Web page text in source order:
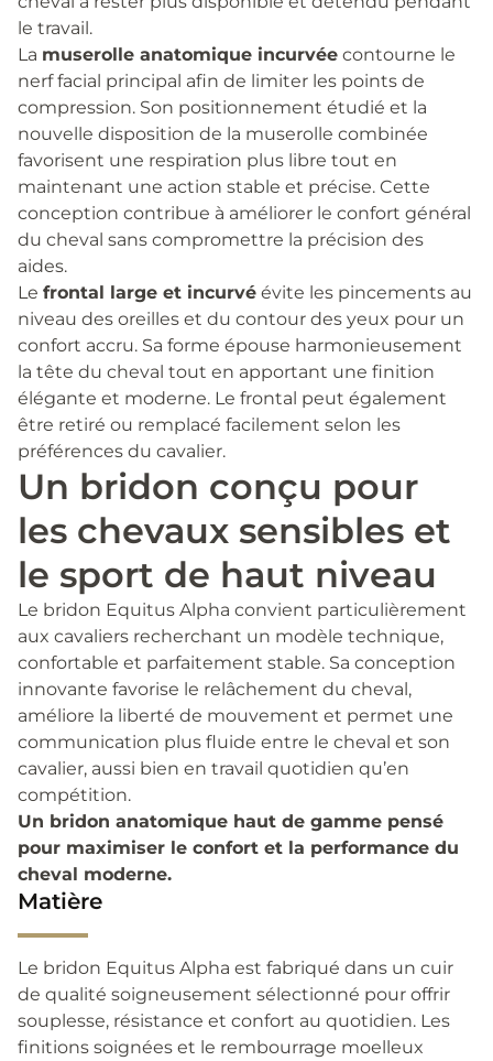
le travail.
La muserolle anatomique incurvée contourne le
nerf facial principal afin de limiter les points de
compression. Son positionnement étudié et la
nouvelle disposition de la muserolle combinée
favorisent une respiration plus libre tout en
maintenant une action stable et précise. Cette
conception contribue à améliorer le confort général
du cheval sans compromettre la précision des
aides.
Le frontal large et incurvé évite les pincements au
niveau des oreilles et du contour des yeux pour un
confort accru. Sa forme épouse harmonieusement
la tête du cheval tout en apportant une finition
élégante et moderne. Le frontal peut également
être retiré ou remplacé facilement selon les
préférences du cavalier.
Un bridon conçu pour
les chevaux sensibles et
le sport de haut niveau
Le bridon Equitus Alpha convient particulièrement
aux cavaliers recherchant un modèle technique,
confortable et parfaitement stable. Sa conception
innovante favorise le relâchement du cheval,
améliore la liberté de mouvement et permet une
communication plus fluide entre le cheval et son
cavalier, aussi bien en travail quotidien qu’en
compétition.
Un bridon anatomique haut de gamme pensé
pour maximiser le confort et la performance du
cheval moderne.
Matière
Le bridon Equitus Alpha est fabriqué dans un cuir
de qualité soigneusement sélectionné pour offrir
souplesse, résistance et confort au quotidien. Les
finitions soignées et le rembourrage moelleux